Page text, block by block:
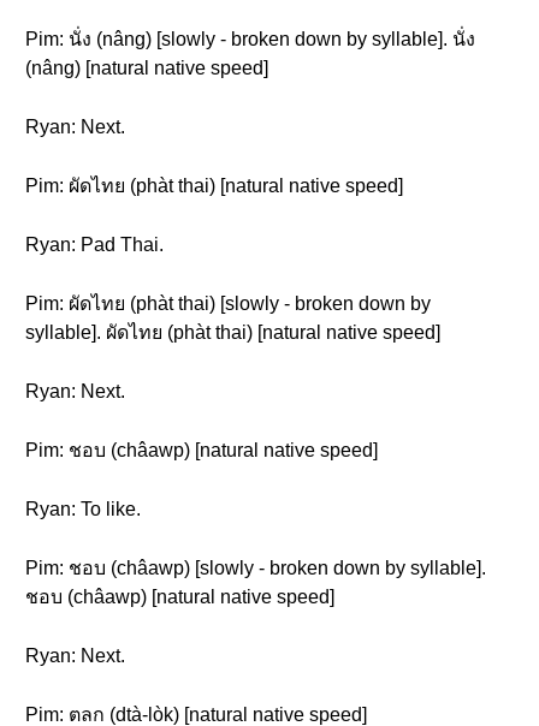
Pim: นั่ง (nâng) [slowly - broken down by syllable]. นั่ง
(nâng) [natural native speed]
Ryan: Next.
Pim: ผัดไทย (phàt thai) [natural native speed]
Ryan: Pad Thai.
Pim: ผัดไทย (phàt thai) [slowly - broken down by
syllable]. ผัดไทย (phàt thai) [natural native speed]
Ryan: Next.
Pim: ชอบ (châawp) [natural native speed]
Ryan: To like.
Pim: ชอบ (châawp) [slowly - broken down by syllable].
ชอบ (châawp) [natural native speed]
Ryan: Next.
Pim: ตลก (dtà-lòk) [natural native speed]